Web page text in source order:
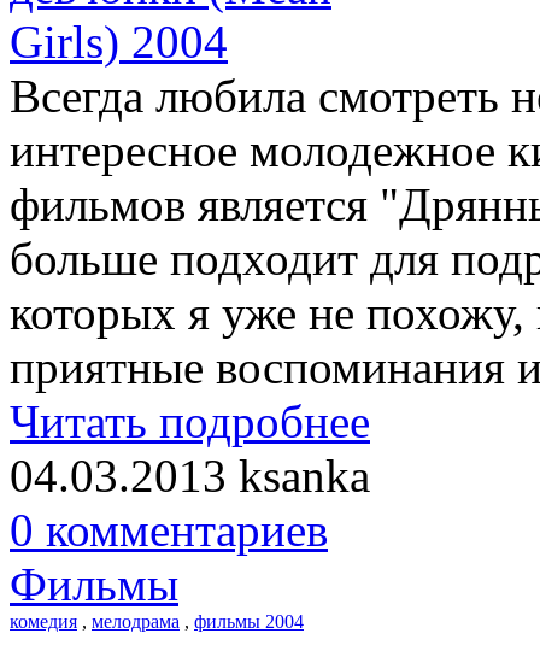
Всегда любила смотреть
интересное молодежное
фильмов является
больше подходит для
которых я уже не похожу,
приятные воспоминания
Читать подробнее
04.03.2013 ksanka
0 комментариев
Фильмы
комедия , мелодрама , фильмы 2004